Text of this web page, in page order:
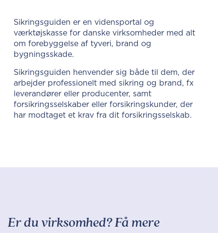
Sikringsguiden er en vidensportal og
værktøjskasse for danske virksomheder med alt
om forebyggelse af tyveri, brand og
bygningsskade.
Sikringsguiden henvender sig både til dem, der
arbejder professionelt med sikring og brand, fx
leverandører eller producenter, samt
forsikringsselskaber eller forsikringskunder, der
har modtaget et krav fra dit forsikringsselskab.
Er du virksomhed? Få mere